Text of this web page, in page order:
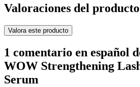
Valoraciones del producto
Valora este producto
1 comentario en español
WOW Strengthening
Serum